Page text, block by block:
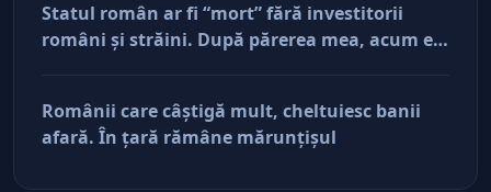
Statul român ar fi “mort” fără investitorii
români şi străini. După părerea mea, acum e
Românii care câştigă mult, cheltuiesc banii
afară. În ţară rămâne mărunţişul